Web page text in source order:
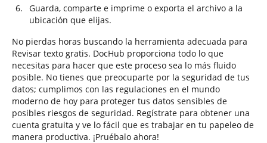
Guarda, comparte e imprime o exporta el archivo a la
ubicación que elijas.
No pierdas horas buscando la herramienta adecuada para
Revisar texto gratis. DocHub proporciona todo lo que
necesitas para hacer que este proceso sea lo más fluido
posible. No tienes que preocuparte por la seguridad de tus
datos; cumplimos con las regulaciones en el mundo
moderno de hoy para proteger tus datos sensibles de
posibles riesgos de seguridad. Regístrate para obtener una
cuenta gratuita y ve lo fácil que es trabajar en tu papeleo de
manera productiva. ¡Pruébalo ahora!